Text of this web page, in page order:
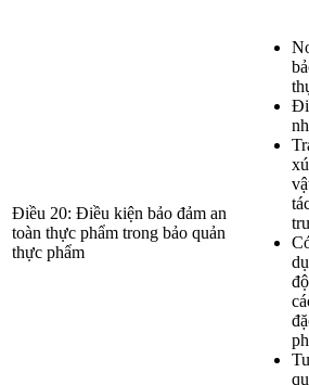
Điều 20: Điều kiện bảo đảm an
toàn thực phẩm trong bảo quản
thực phẩm